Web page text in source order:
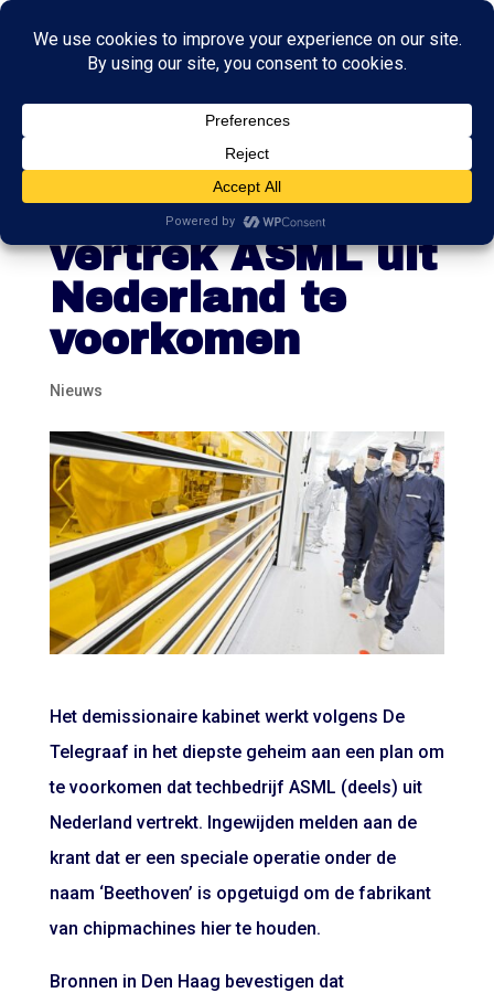
Kabinet werkt
aan plan om
vertrek ASML uit
Nederland te
voorkomen
Nieuws
Het demissionaire kabinet werkt volgens De
Telegraaf in het diepste geheim aan een plan om
te voorkomen dat techbedrijf ASML (deels) uit
Nederland vertrekt. Ingewijden melden aan de
krant dat er een speciale operatie onder de
naam ‘Beethoven’ is opgetuigd om de fabrikant
van chipmachines hier te houden.
Bronnen in Den Haag bevestigen dat